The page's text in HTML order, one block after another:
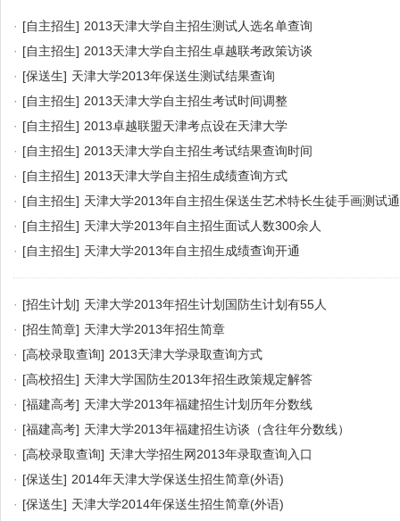
· [自主招生] 2013天津大学自主招生测试人选名单查询
· [自主招生] 2013天津大学自主招生卓越联考政策访谈
· [保送生] 天津大学2013年保送生测试结果查询
· [自主招生] 2013天津大学自主招生考试时间调整
· [自主招生] 2013卓越联盟天津考点设在天津大学
· [自主招生] 2013天津大学自主招生考试结果查询时间
· [自主招生] 2013天津大学自主招生成绩查询方式
· [自主招生] 天津大学2013年自主招生保送生艺术特长生徒手画测试
· [自主招生] 天津大学2013年自主招生面试人数300余人
· [自主招生] 天津大学2013年自主招生成绩查询开通
· [招生计划] 天津大学2013年招生计划国防生计划有55人
· [招生简章] 天津大学2013年招生简章
· [高校录取查询] 2013天津大学录取查询方式
· [高校招生] 天津大学国防生2013年招生政策规定解答
· [福建高考] 天津大学2013年福建招生计划历年分数线
· [福建高考] 天津大学2013年福建招生访谈（含往年分数线）
· [高校录取查询] 天津大学招生网2013年录取查询入口
· [保送生] 2014年天津大学保送生招生简章(外语)
· [保送生] 天津大学2014年保送生招生简章(外语)